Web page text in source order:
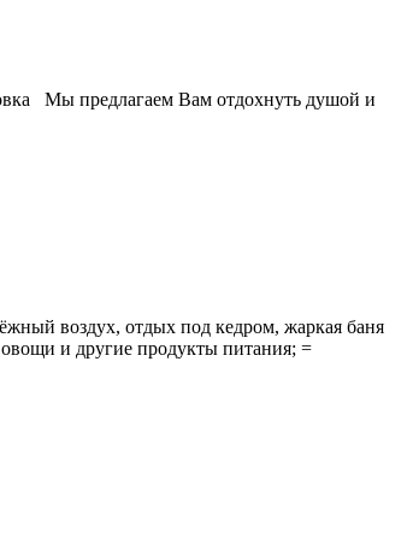
Мы предлагаем Вам отдохнуть душой и
воздух, отдых под кедром, жаркая баня
и другие продукты питания; =